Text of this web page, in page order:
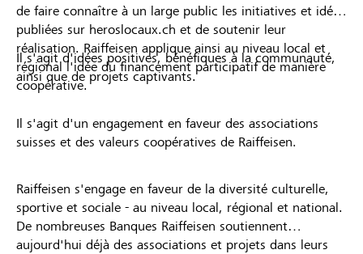
de faire connaître à un large public les initiatives et idées
publiées sur heroslocaux.ch et de soutenir leur
réalisation. Raiffeisen applique ainsi au niveau local et
régional l'idée du financement participatif de manière
coopérative.
Il s'agit d'idées positives, bénéfiques à la communauté,
ainsi que de projets captivants.
Il s'agit d'un engagement en faveur des associations
suisses et des valeurs coopératives de Raiffeisen.
Raiffeisen s'engage en faveur de la diversité culturelle,
sportive et sociale - au niveau local, régional et national.
De nombreuses Banques Raiffeisen soutiennent
aujourd'hui déjà des associations et projets dans leurs